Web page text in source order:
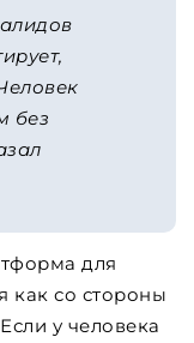
без
для
как со стороны
у человека